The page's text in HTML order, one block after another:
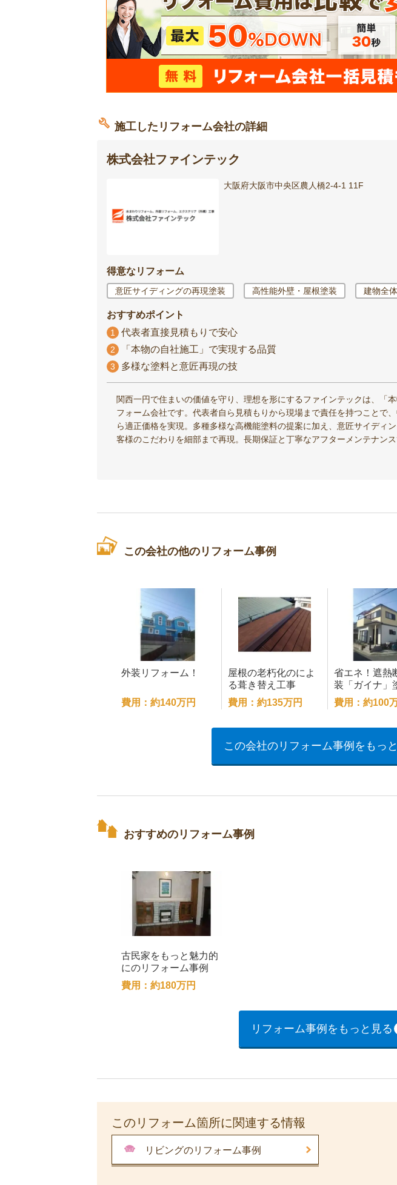
施工したリフォーム会社の詳細
株式会社ファインテック
大阪府大阪市中央区農人橋2-4-1 11F
得意なリフォーム
意匠サイディングの再現塗装 高性能外壁・屋根塗装 建物全
おすすめポイント
1 代表者直接見積もりで安心
2 「本物の自社施工」で実現する品質
3 多様な塗料と意匠再現の技
関西一円で住まいの価値を守り、理想を形にするファインテックは、「
フォーム会社です。代表者自ら見積もりから現場まで責任を持つことで
ら適正価格を実現。多種多様な高機能塗料の提案に加え、意匠サイディ
客様のこだわりを細部まで再現。長期保証と丁寧なアフターメンテナン
この会社の他のリフォーム事例
外装リフォーム！
費用：約140万円
屋根の老朽化のによ
る葺き替え工事
費用：約135万円
省エネ！遮熱
装「ガイナ」
費用：約100
この会社のリフォーム事例をもっ
おすすめのリフォーム事例
古民家をもっと魅力的
にのリフォーム事例
費用：約180万円
リフォーム事例をもっと見る
このリフォーム箇所に関連する情報
リビングのリフォーム事例